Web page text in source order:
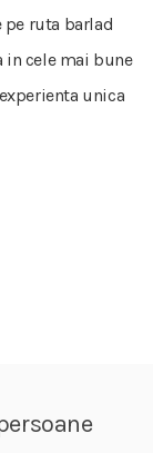
pe ruta barlad
in cele mai bune
unica